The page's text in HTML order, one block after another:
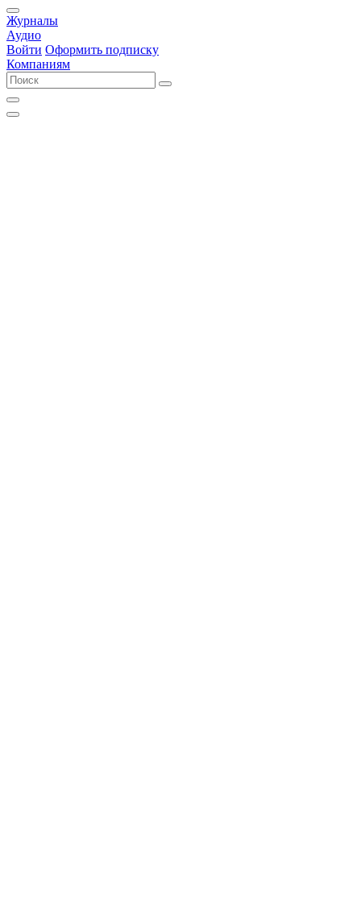
Журналы
Аудио
Войти Оформить подписку
Компаниям